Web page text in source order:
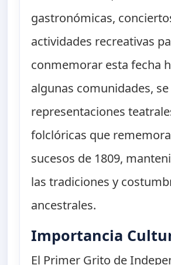
gastronómicas,
actividades recreativas
conmemorar esta fecha
algunas comunidades,
representaciones
folclóricas que
sucesos de 1809,
las tradiciones y
ancestrales.
Importancia
El Primer Grito de